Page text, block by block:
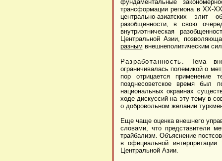
фундаментальные
трансформации региона в ХХ-
центрально-азиатских элит
разобщенности, в свою
внутриэтническая
Центральной Азии,
разным внешнеполитическим
Разработанность.
Тема
ограничивалась полемикой о
пор отрицается
позднесоветское время был
национальных окраинах
ходе дискуссий на эту тему в
о добровольном желании
Еще чаще оценка внешнего
словами, что представители
трайбализм. Объяснение
в официальной интерпритации
Центральной Азии.